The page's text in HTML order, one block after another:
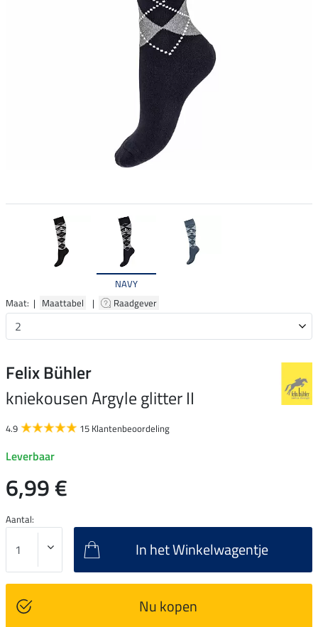
NAVY
Maat: | Maattabel | Raadgever
Felix Bühler
kniekousen Argyle glitter II
4.9 15 Klantenbeoordeling
Leverbaar
6,99 €
Aantal:
In het Winkelwagentje
Nu kopen